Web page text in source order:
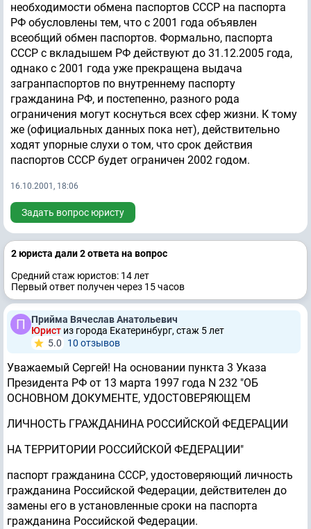
необходимости обмена паспортов СССР на паспорта
РФ обусловлены тем, что с 2001 года объявлен
всеобщий обмен паспортов. Формально, паспорта
СССР с вкладышем РФ действуют до 31.12.2005 года,
однако с 2001 года уже прекращена выдача
загранпаспортов по внутреннему паспорту
гражданина РФ, и постепенно, разного рода
ограничения могут коснуться всех сфер жизни. К тому
же (официальных данных пока нет), действительно
ходят упорные слухи о том, что срок действия
паспортов СССР будет ограничен 2002 годом.
16.10.2001, 18:06
Задать вопрос юристу
2 юристa дали 2 ответa на вопрос
Средний стаж юристов: 14 лет
Первый ответ получен через 15 часов
Прийма Вячеслав Анатольевич
Юрист из города Екатеринбург, стаж 5 лет
5.0
10 отзывов
Уважаемый Сергей! На основании пункта 3 Указа
Президента РФ от 13 марта 1997 года N 232 "ОБ
ОСНОВНОМ ДОКУМЕНТЕ, УДОСТОВЕРЯЮЩЕМ
ЛИЧНОСТЬ ГРАЖДАНИНА РОССИЙСКОЙ ФЕДЕРАЦИИ
НА ТЕРРИТОРИИ РОССИЙСКОЙ ФЕДЕРАЦИИ"
паспорт гражданина СССР, удостоверяющий личность
гражданина Российской Федерации, действителен до
замены его в установленные сроки на паспорта
гражданина Российской Федерации.